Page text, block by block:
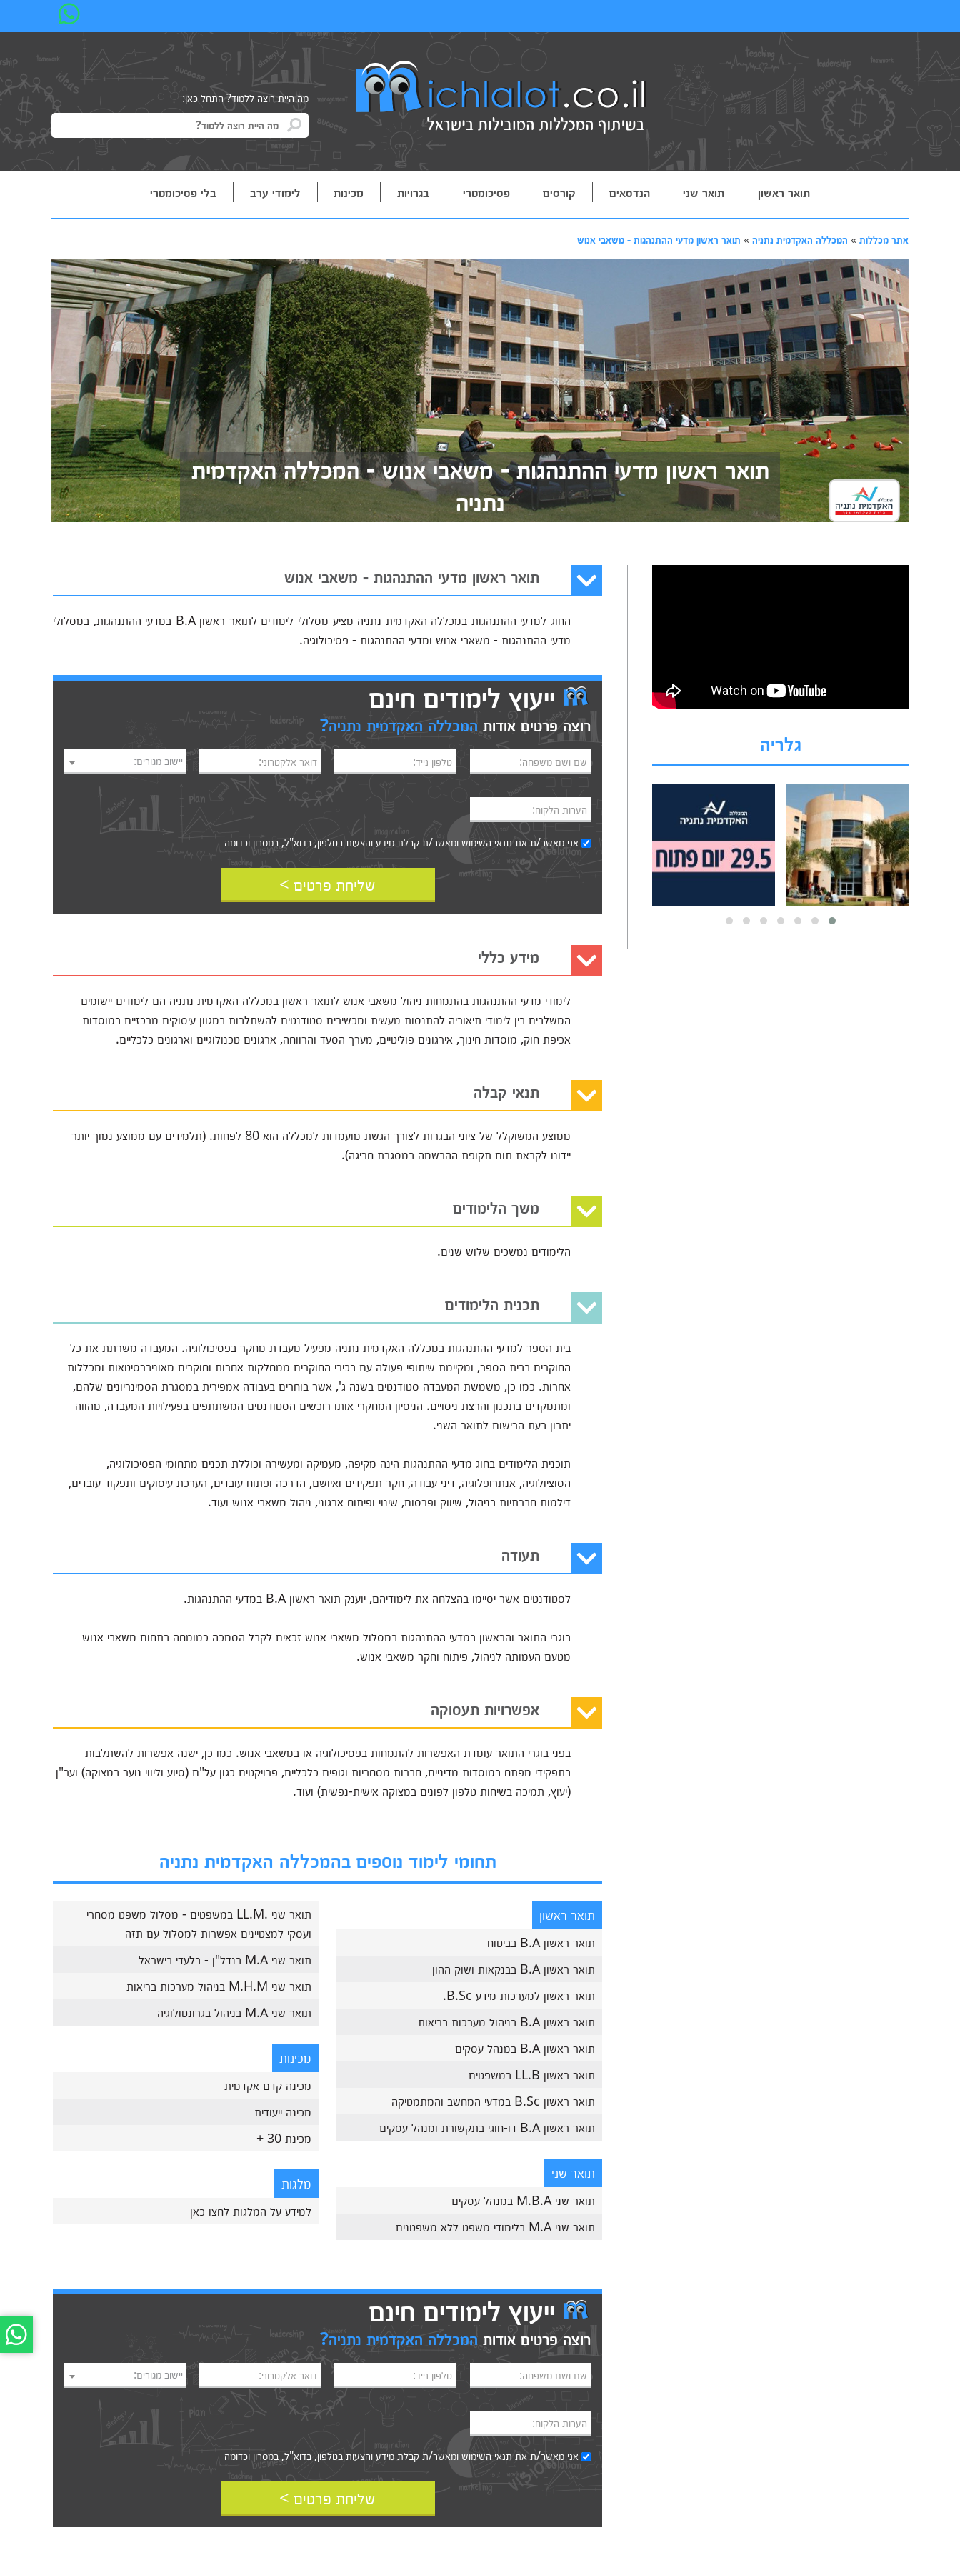
מה היית רוצה ללמוד? התחל כאן:
תואר ראשון תואר שני הנדסאים קורסים פסיכומטרי בגרויות מכינות לימודי ערב בלי פסיכומטרי
אתר מכללות » המכללה האקדמית נתניה » תואר ראשון מדעי ההתנהגות - משאבי אנוש
תואר ראשון מדעי ההתנהגות - משאבי אנוש - המכללה האקדמית
נתניה
גלריה
תואר ראשון מדעי ההתנהגות - משאבי אנוש
החוג למדעי ההתנהגות במכללה האקדמית נתניה מציע מסלולי לימודים לתואר ראשון B.A במדעי ההתנהגות, במסלולי
מדעי ההתנהגות - משאבי אנוש ומדעי ההתנהגות - פסיכולוגיה.
ייעוץ לימודים חינם
רוצה פרטים אודות המכללה האקדמית נתניה?
שם ושם משפחה: טלפון נייד: דואר אלקטרוני: יישוב מגורים:
הערות הלקוח:
אני מאשר/ת את תנאי השימושומאשר/ת קבלת מידע והצעות בטלפון, בדוא"ל, במסרון וכדומה‎‎
שליחת פרטים >
מידע כללי
לימודי מדעי ההתנהגות בהתמחות ניהול משאבי אנוש לתואר ראשון במכללה האקדמית נתניה הם לימודים יישומים
המשלבים בין לימודי תיאוריה להתנסות מעשית ומכשירים סטודנטים להשתלבות במגוון עיסוקים מרכזיים במוסדות
אכיפת חוק, מוסדות חינוך, אירגונים פוליטיים, מערך הסעד והרווחה, ארגונים טכנולוגיים וארגונים כלכליים.
תנאי קבלה
ממוצע המשוקלל של ציוני הבגרות לצורך הגשת מועמדות למכללה הוא 80 לפחות. (תלמידים עם ממוצע נמוך יותר
יידונו לקראת תום תקופת ההרשמה במסגרת חריגה).
משך הלימודים
הלימודים נמשכים שלוש שנים.
תכנית הלימודים
בית הספר למדעי ההתנהגות במכללה האקדמית נתניה מפעיל מעבדת מחקר בפסיכולוגיה. המעבדה משרתת את כל
החוקרים בבית הספר, ומקיימת שיתופי פעולה עם בכירי החוקרים ממחלקות אחרות וחוקרים מאוניברסיטאות ומכללות
אחרות. כמו כן, משמשת המעבדה סטודנטים בשנה ג', אשר בוחרים בעבודה אמפירית במסגרת הסמינריונים שלהם,
ומתמקדים בתכנון והרצת ניסויים. הניסיון המחקרי אותו רוכשים הסטודנטים המשתתפים בפעילויות המעבדה, מהווה
יתרון בעת הרישום לתואר השני.
תוכנית הלימודים בחוג מדעי ההתנהגות הינה מקיפה, מעמיקה ומעשירה וכוללת תכנים מתחומי הפסיכולוגיה,
הסוציולוגיה, אנתרופלוגיה, דיני עבודה, חקר תפקידים ואיושם, הדרכה ופתוח עובדים, הערכת עיסוקים ותפקוד עובדים,
דילמות חברתיות בניהול, שיווק ופרסום, שינוי ופיתוח ארגוני, ניהול משאבי אנוש ועוד.
תעודה
לסטודנטים אשר יסיימו בהצלחה את לימודיהם, יוענק תואר ראשון B.A במדעי ההתנהגות.
בוגרי התואר והראשון במדעי ההתנהגות במסלול משאבי אנוש זכאים לקבל הסמכה כמומחה בתחום משאבי אנוש
מטעם העמותה לניהול, פיתוח וחקר משאבי אנוש.
אפשרויות תעסוקה
בפני בוגרי התואר עומדת האפשרות להתמחות בפסיכולוגיה או במשאבי אנוש. כמו כן, ישנה אפשרות להשתלבות
בתפקידי מפתח במוסדות מדיניים, חברות מסחריות וגופים כלכליים, פרויקטים כגון על"ם (סיוע וליווי נוער במצוקה) וער"ן
(יעוץ, תמיכה בשיחות טלפון לפונים במצוקה אישית-נפשית) ועוד.
תחומי לימוד נוספים בהמכללה האקדמית נתניה
תואר ראשון
תואר ראשון B.A בביטוח
תואר ראשון B.A בבנקאות ושוק ההון
תואר ראשון למערכות מידע B.Sc.
תואר ראשון B.A בניהול מערכות בריאות
תואר ראשון B.A במנהל עסקים
תואר ראשון LL.B במשפטים
תואר ראשון B.Sc במדעי המחשב והמתמטיקה
תואר ראשון B.A דו-חוגי בתקשורת ומנהל עסקים
תואר שני
תואר שני M.B.A במנהל עסקים
תואר שני M.A בלימודי משפט ללא משפטנים
תואר שני .LL.M במשפטים - מסלול משפט מסחרי
ועסקי למצטיינים אפשרות למסלול עם תזה
תואר שני M.A בנדל"ן - בלעדי בישראל
תואר שני M.H.M בניהול מערכות בריאות
תואר שני M.A בניהול בגרונטולוגיה
מכינות
מכינה קדם אקדמית
מכינה ייעודית
מכינת 30 +
מלגות
למידע על המלגות לחצו כאן
ייעוץ לימודים חינם
רוצה פרטים אודות המכללה האקדמית נתניה?
שם ושם משפחה: טלפון נייד: דואר אלקטרוני: יישוב מגורים:
הערות הלקוח:
אני מאשר/ת את תנאי השימושומאשר/ת קבלת מידע והצעות בטלפון, בדוא"ל, במסרון וכדומה‎‎
שליחת פרטים >